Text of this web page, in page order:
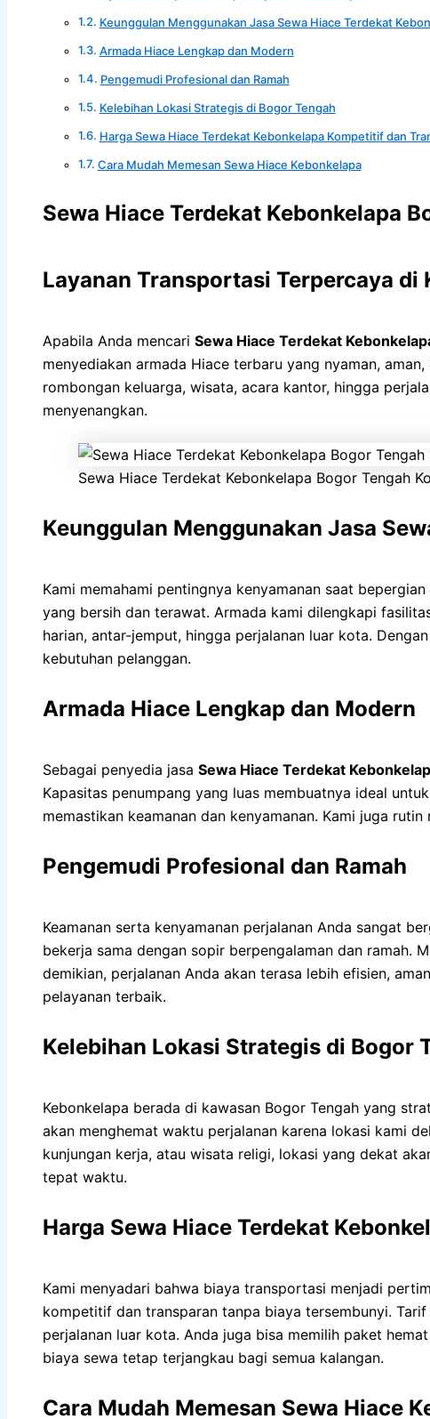
Keunggulan Menggunakan Jasa Sewa Hiace Terdekat
Armada Hiace Lengkap dan Modern
Pengemudi Profesional dan Ramah
Kelebihan Lokasi Strategis di Bogor Tengah
Harga Sewa Hiace Terdekat Kebonkelapa Kompetitif dan
Cara Mudah Memesan Sewa Hiace Kebonkelapa
Sewa Hiace Terdekat Kebonkelapa
Layanan Transportasi Terpercaya di
Apabila Anda mencari Sewa Hiace Terdekat
menyediakan armada Hiace terbaru yang nyaman,
rombongan keluarga, wisata, acara kantor, hingga
menyenangkan.
Sewa Hiace Terdekat Kebonkelapa Bogor Tengah
Keunggulan Menggunakan Jasa
Kami memahami pentingnya kenyamanan saat
yang bersih dan terawat. Armada kami dilengkapi
harian, antar-jemput, hingga perjalanan luar kota.
kebutuhan pelanggan.
Armada Hiace Lengkap dan Modern
Sebagai penyedia jasa Sewa Hiace Terdekat
Kapasitas penumpang yang luas membuatnya ideal
memastikan keamanan dan kenyamanan. Kami juga
Pengemudi Profesional dan Ramah
Keamanan serta kenyamanan perjalanan Anda sangat
bekerja sama dengan sopir berpengalaman dan ramah.
demikian, perjalanan Anda akan terasa lebih efisien,
pelayanan terbaik.
Kelebihan Lokasi Strategis di Bogor
Kebonkelapa berada di kawasan Bogor Tengah yang
akan menghemat waktu perjalanan karena lokasi kami
kunjungan kerja, atau wisata religi, lokasi yang dekat
tepat waktu.
Harga Sewa Hiace Terdekat
Kami menyadari bahwa biaya transportasi menjadi
kompetitif dan transparan tanpa biaya tersembunyi.
perjalanan luar kota. Anda juga bisa memilih paket
biaya sewa tetap terjangkau bagi semua kalangan.
Cara Mudah Memesan Sewa Hiace